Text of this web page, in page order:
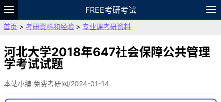
FREE考研考试
题库
故事 专题 APP
VIP
资料
首页 > 考研资料和经验 > 专业课考研资料
河北大学2018年647社会保障公共管理
学考试试题
本站小编 免费考研网/2024-01-14